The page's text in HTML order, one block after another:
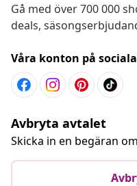
Gå med över 700 000
deals,
Våra konton på
Avbryta avtalet
Skicka in en begäran